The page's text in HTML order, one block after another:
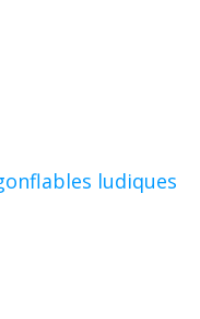
ludiques